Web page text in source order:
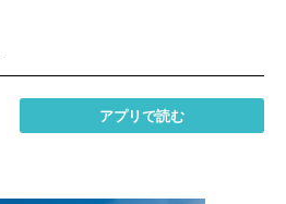
アプリで読む